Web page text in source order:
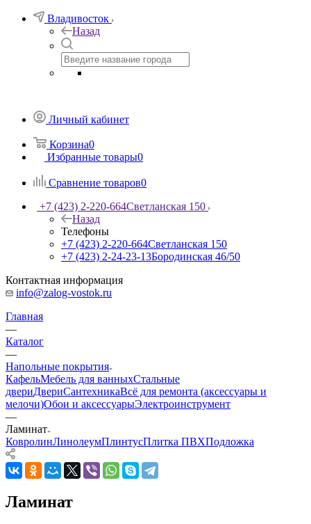
Владивосток
Назад
Личный кабинет
Корзина0
Избранные товары0
Сравнение товаров0
+7 (423) 2-220-664Светланская 150
Назад
Телефоны
+7 (423) 2-220-664Светланская 150
+7 (423) 2-24-23-13Бородинская 46/50
Контактная информация
info@zalog-vostok.ru
Главная
—
Каталог
—
Напольные покрытия
КафельМебель для ванныхСтальные
двериДвериСантехникаВсё для ремонта (аксессуары и
мелочи)Обои и аксессуарыЭлектроинструмент
—
Ламинат
КовролинЛинолеумПлинтусПлитка ПВХПодложка
Ламинат